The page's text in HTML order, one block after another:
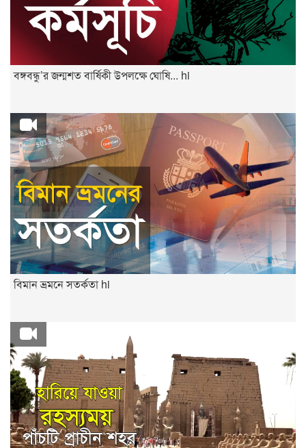
বঙ্গবন্ধু’র জন্মশত বার্ষিকী উপলক্ষে ঘোষি... hi
বিমান ভ্রমনে সতর্কতা hi